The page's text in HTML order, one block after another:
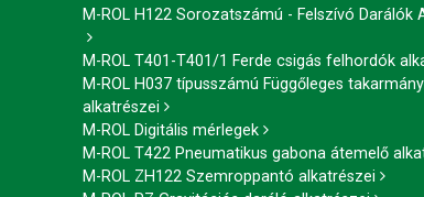
M-ROL H122 Sorozatszámú - Felszívó Darálók
M-ROL T401-T401/1 Ferde csigás felhordók
M-ROL H037 típusszámú Függőleges
alkatrészei
M-ROL Digitális mérlegek
M-ROL T422 Pneumatikus gabona átemelő
M-ROL ZH122 Szemroppantó alkatrészei